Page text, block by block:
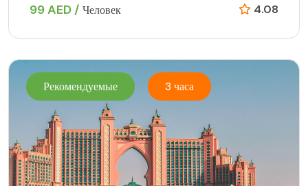
99 AED / Человек 4.08
Рекомендуемые 3 часа